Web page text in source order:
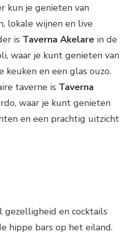
kun je genieten van
lokale wijnen en live
is Taverna Akelare in de
waar je kunt genieten van
keuken en een glas ouzo.
taverne is Taverna
waar je kunt genieten
en een prachtig uitzicht
gezelligheid en cocktails
hippe bars op het eiland.